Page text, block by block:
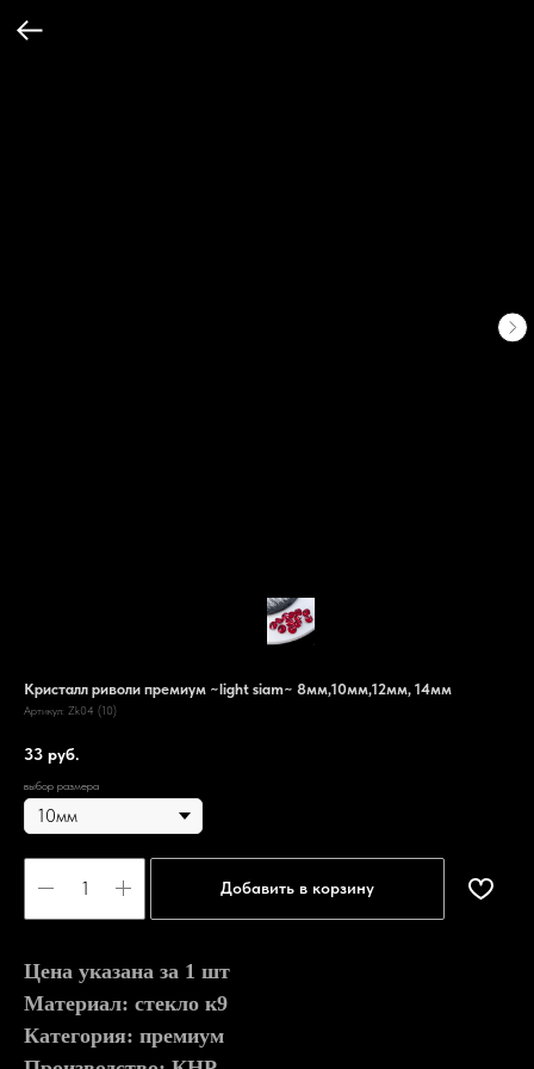
Кристалл риволи премиум ~light siam~ 8мм,10мм,12мм, 14мм
Артикул: Zk04 (10)
33 руб.
выбор размера
Добавить в корзину
Цена указана за 1 шт
Материал: стекло к9
Категория: премиум